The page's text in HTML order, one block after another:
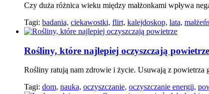
Czy duża różnica wieku między małżonkami wpływa
Tagi: badania, ciekawostki, flirt, kalejdoskop, lata,
Rośliny, które najlepiej oczyszczają powietrze
Rośliny ratują nam zdrowie i życie. Usuwają z powietrza
Tagi: dom, nauka, oczyszczanie, oczyszczanie energii,